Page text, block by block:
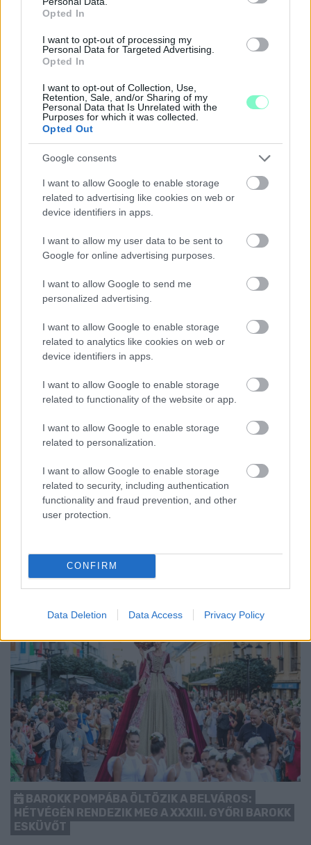
Opted In
I want to opt-out of processing my
Personal Data for Targeted Advertising.
Opted In
I want to opt-out of Collection, Use,
Retention, Sale, and/or Sharing of my
Personal Data that Is Unrelated with the
Purposes for which it was collected.
Opted Out
Google consents
I want to allow Google to enable storage
related to advertising like cookies on web or
device identifiers in apps.
I want to allow my user data to be sent to
Google for online advertising purposes.
I want to allow Google to send me
personalized advertising.
I want to allow Google to enable storage
related to analytics like cookies on web or
device identifiers in apps.
I want to allow Google to enable storage
related to functionality of the website or app.
I want to allow Google to enable storage
related to personalization.
I want to allow Google to enable storage
related to security, including authentication
functionality and fraud prevention, and other
user protection.
CONFIRM
Data Deletion Data Access Privacy Policy
KIVÁLÓ PROGRAM VÁR MINDENKIT EZEN A HÉTVÉGÉN
GYŐRBEN
Középpontban a hagyományőrzés, de lesz Pogány Induló és
Majka koncert, jóga szeánsz, “borhajózás” és egy csomó minden
Szólj hozzá!
ENERGIATAKARÉKOSSÁG: KORÁBBAN KEZDŐDIK
A GYŐRI AUDI ETO KC PÉNTEKI FELKÉSZÜLÉSI
MÉRKŐZÉSE
Az energiaellátás tehermentesítése érdekében másfél órával
előrébb hozták a Brest Bretagne Handball elleni találkozó
kezdését.
BAROKK POMPÁBA ÖLTÖZIK A BELVÁROS:
HÉTVÉGÉN RENDEZIK MEG A XXXIII. GYŐRI BAROKK
ESKÜVŐT